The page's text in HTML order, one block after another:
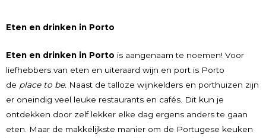
Eten en drinken in Porto
Eten en drinken in Porto is aangenaam te noemen! Voor
liefhebbers van eten en uiteraard wijn en port is Porto
de place to be. Naast de talloze wijnkelders en porthuizen zijn
er oneindig veel leuke restaurants en cafés. Dit kun je
ontdekken door zelf lekker elke dag ergens anders te gaan
eten. Maar de makkelijkste manier om de Portugese keuken